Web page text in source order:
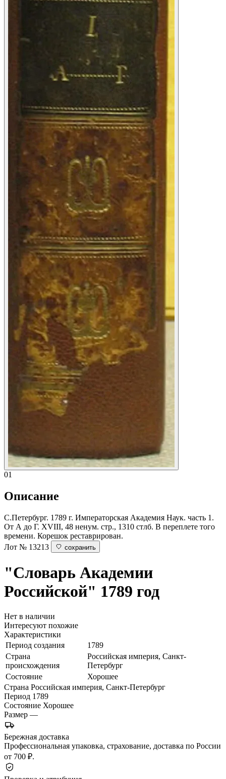
01
Описание
С.Петербург. 1789 г. Императорская Академия Наук. часть 1.
От А до Г. ХVIII, 48 ненум. стр., 1310 стлб. В переплете того
времени. Корешок реставрирован.
Лот № 13213
сохранить
"Словарь Академии
Российской" 1789 год
Нет в наличии
Интересуют похожие
Характеристики
Период создания
1789
Страна
происхождения
Российская империя, Санкт-
Петербург
Состояние
Хорошее
Страна Российская империя, Санкт-Петербург
Период 1789
Состояние Хорошее
Размер —
Бережная доставка
Профессиональная упаковка, страхование, доставка по России
от 700 ₽.